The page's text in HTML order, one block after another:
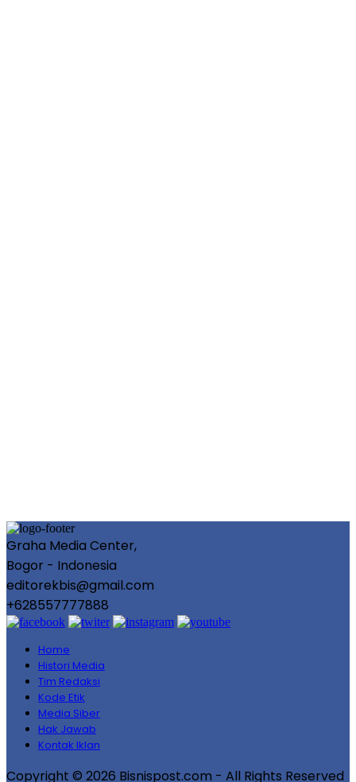
Graha Media Center,
Bogor - Indonesia
editorekbis@gmail.com
+628557777888
Home
Histori Media
Tim Redaksi
Kode Etik
Media Siber
Hak Jawab
Kontak Iklan
Copyright © 2026 Bisnispost.com - All Rights Reserved